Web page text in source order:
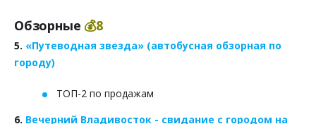
Обзорные 💰8
5. «Путеводная звезда» (автобусная обзорная по
городу)
ТОП-2 по продажам
6. Вечерний Владивосток - свидание с городом на